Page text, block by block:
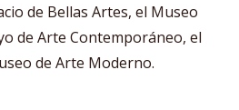
de Bellas Artes, el Museo
de Arte Contemporáneo, el
de Arte Moderno.